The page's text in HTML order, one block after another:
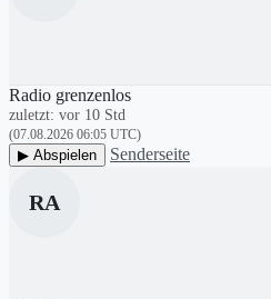
Radio grenzenlos
zuletzt: vor 10 Std
(07.08.2026 06:05 UTC)
▶ Abspielen Senderseite
RA